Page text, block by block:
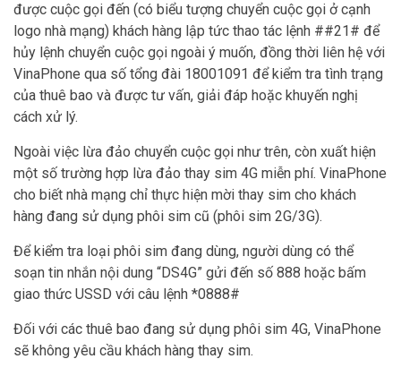
được cuộc gọi đến (có biểu tượng chuyển cuộc gọi ở cạnh
logo nhà mạng) khách hàng lập tức thao tác lệnh ##21# để
hủy lệnh chuyển cuộc gọi ngoài ý muốn, đồng thời liên hệ với
VinaPhone qua số tổng đài 18001091 để kiểm tra tình trạng
của thuê bao và được tư vấn, giải đáp hoặc khuyến nghị
cách xử lý.
Ngoài việc lừa đảo chuyển cuộc gọi như trên, còn xuất hiện
một số trường hợp lừa đảo thay sim 4G miễn phí. VinaPhone
cho biết nhà mạng chỉ thực hiện mời thay sim cho khách
hàng đang sử dụng phôi sim cũ (phôi sim 2G/3G).
Để kiểm tra loại phôi sim đang dùng, người dùng có thể
soạn tin nhắn nội dung “DS4G” gửi đến số 888 hoặc bấm
giao thức USSD với câu lệnh *0888#
Đối với các thuê bao đang sử dụng phôi sim 4G, VinaPhone
sẽ không yêu cầu khách hàng thay sim.